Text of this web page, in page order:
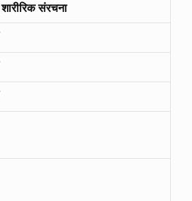
शारीरिक संरचना